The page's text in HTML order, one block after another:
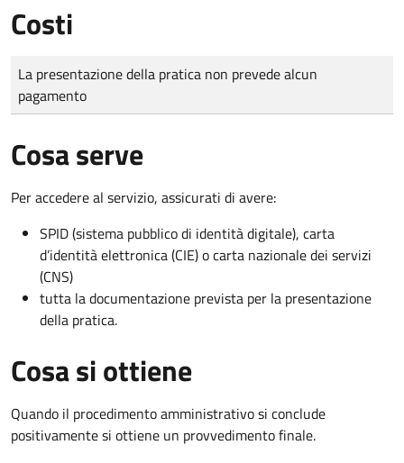
Costi
Tipo di pagamento
Importo
La presentazione della pratica non prevede alcun
pagamento
Cosa serve
Per accedere al servizio, assicurati di avere:
SPID (sistema pubblico di identità digitale), carta
d’identità elettronica (CIE) o carta nazionale dei servizi
(CNS)
tutta la documentazione prevista per la presentazione
della pratica.
Cosa si ottiene
Quando il procedimento amministrativo si conclude
positivamente si ottiene un provvedimento finale.